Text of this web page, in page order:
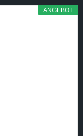
ANGEBOT